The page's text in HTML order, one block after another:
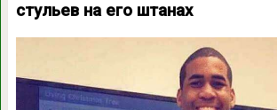
стульев на его штанах